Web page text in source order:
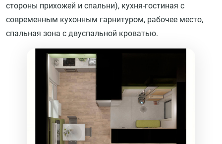
стороны прихожей и спальни), кухня-гостиная с
современным кухонным гарнитуром, рабочее место,
спальная зона с двуспальной кроватью.